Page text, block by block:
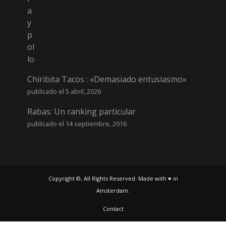
Chiribita Tacos : «Demasiado entusiasmo»
publicado el 5 abril, 2026
Rabas: Un ranking particular
publicado el 14 septiembre, 2016
Copyright ©, All Rights Reserved. Made with ♥ in
Amsterdam.
Contact